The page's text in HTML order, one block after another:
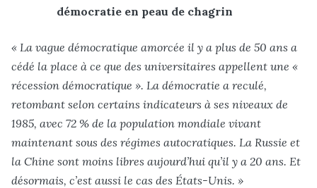
démocratie en peau de chagrin
« La vague démocratique amorcée il y a plus de 50 ans a
cédé la place à ce que des universitaires appellent une «
récession démocratique ». La démocratie a reculé,
retombant selon certains indicateurs à ses niveaux de
1985, avec 72 % de la population mondiale vivant
maintenant sous des régimes autocratiques. La Russie et
la Chine sont moins libres aujourd’hui qu’il y a 20 ans. Et
désormais, c’est aussi le cas des États-Unis. »